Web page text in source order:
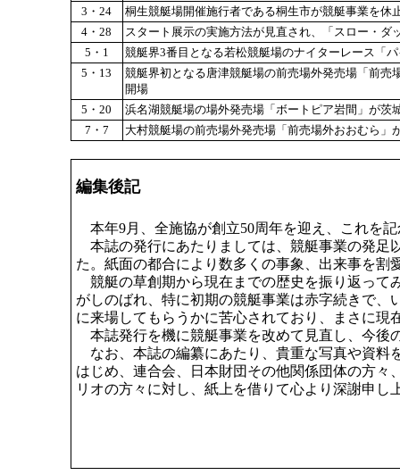
3・24
桐生競艇場開催施行者である桐生市が競艇事業を休
4・28
スタート展示の実施方法が見直され、「スロー・ダ
5・1
競艇界3番目となる若松競艇場のナイターレース「
5・13
競艇界初となる唐津競艇場の前売場外発売場「前
開場
5・20
浜名湖競艇場の場外発売場「ボートピア岩間」が茨
7・7
大村競艇場の前売場外発売場「前売場外おおむら」
編集後記
本年9月、全施協が創立50周年を迎え、これを
本誌の発行にあたりましては、競艇事業の発足
た。紙面の都合により数多くの事象、出来事を
競艇の草創期から現在までの歴史を振り返って
がしのばれ、特に初期の競艇事業は赤字続きで
に来場してもらうかに苦心されており、まさに
本誌発行を機に競艇事業を改めて見直し、今後
なお、本誌の編纂にあたり、貴重な写真や資料
はじめ、連合会、日本財団その他関係団体の方
リオの方々に対し、紙上を借りて心より深謝申し